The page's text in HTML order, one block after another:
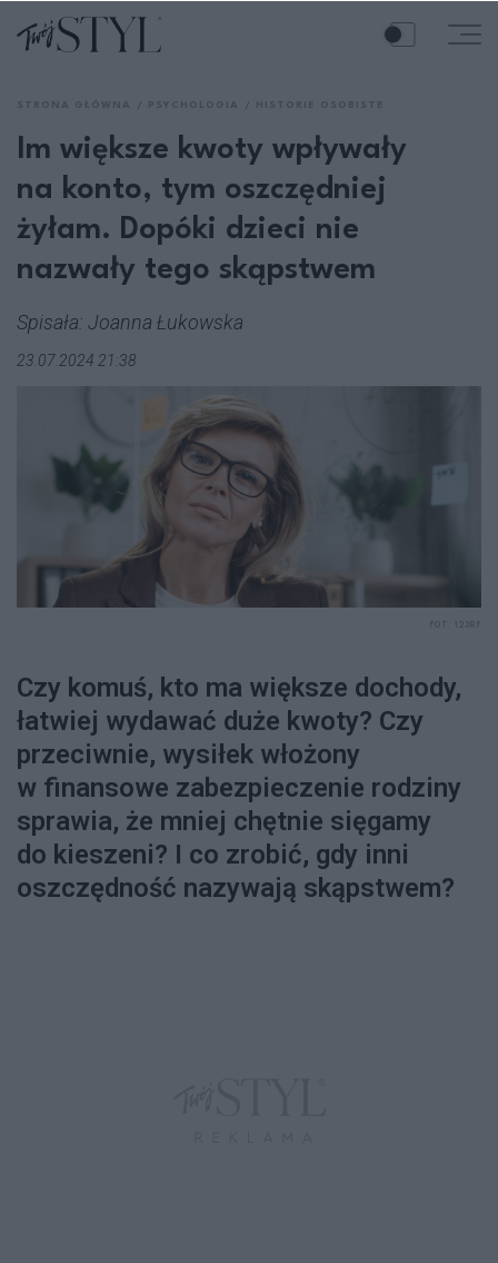
Im większe kwoty wpływały
na konto, tym oszczędniej
żyłam. Dopóki dzieci nie
nazwały tego skąpstwem
Spisała: Joanna Łukowska
23.07.2024 21:38
Czy komuś, kto ma większe dochody,
łatwiej wydawać duże kwoty? Czy
przeciwnie, wysiłek włożony
w finansowe zabezpieczenie rodziny
sprawia, że mniej chętnie sięgamy
do kieszeni? I co zrobić, gdy inni
oszczędność nazywają skąpstwem?